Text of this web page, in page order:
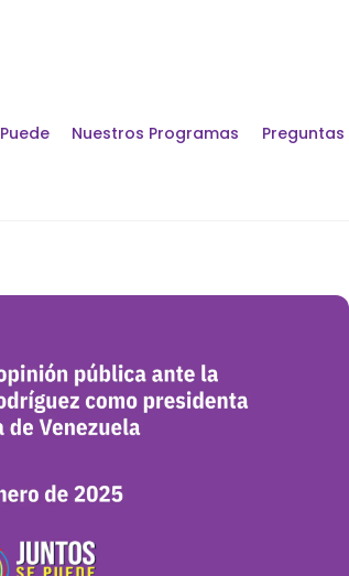
Nuestros Programas